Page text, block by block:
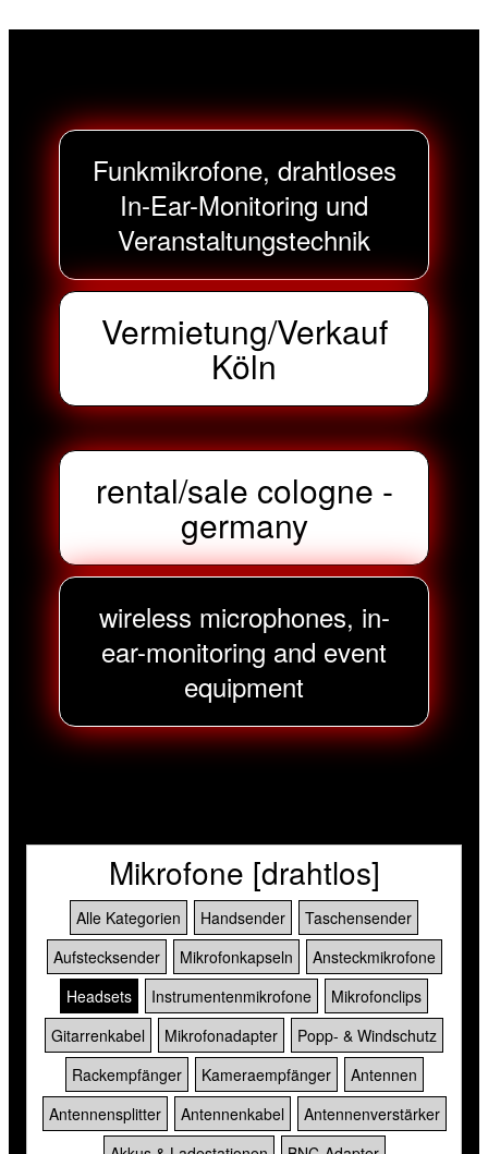
Funkmikrofone, drahtloses
In-Ear-Monitoring und
Veranstaltungstechnik
Vermietung/Verkauf
Köln
rental/sale cologne -
germany
wireless microphones, in-
ear-monitoring and event
equipment
Mikrofone [drahtlos]
Alle Kategorien Handsender
Taschensender
Aufstecksender
Mikrofonkapseln
Ansteckmikrofone
Headsets
Instrumentenmikrofone
Mikrofonclips
Gitarrenkabel
Mikrofonadapter
Popp- & Windschutz
Rackempfänger
Kameraempfänger
Antennen
Antennensplitter
Antennenkabel
Antennenverstärker